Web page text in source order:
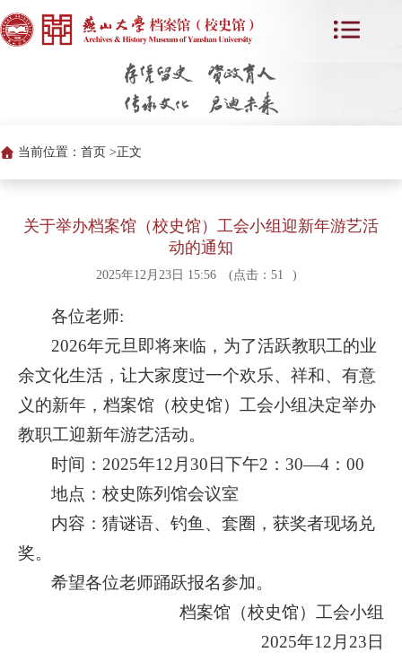
当前位置： 首页 >正文
关于举办档案馆（校史馆）工会小组迎新年游艺活
动的通知
2025年12月23日 15:56 (点击： 51 )
各位老师:
2026年元旦即将来临，为了活跃教职工的业
余文化生活，让大家度过一个欢乐、祥和、有意
义的新年，档案馆（校史馆）工会小组决定举办
教职工迎新年游艺活动。
时间：2025年12月30日下午2：30—4：00
地点：校史陈列馆会议室
内容：猜谜语、钓鱼、套圈，获奖者现场兑
奖。
希望各位老师踊跃报名参加。
档案馆（校史馆）工会小组
2025年12月23日